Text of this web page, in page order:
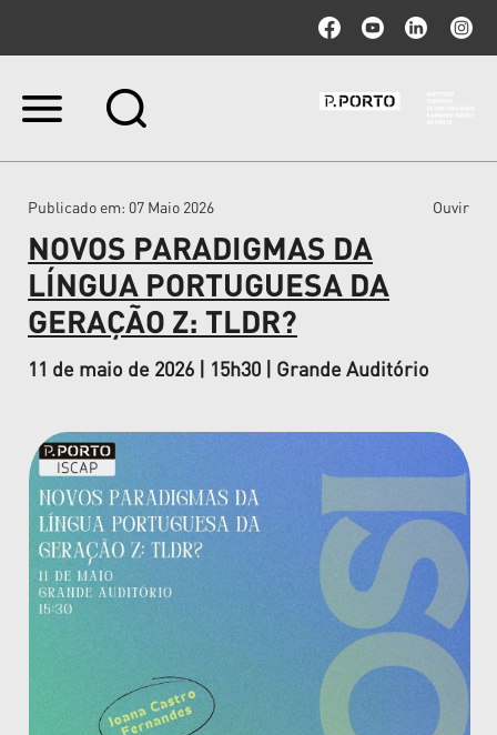
Ir
Ir
navegação
Publicado em: 07 Maio 2026 Ouvir
NOVOS PARADIGMAS DA
LÍNGUA PORTUGUESA DA
GERAÇÃO Z: TLDR?
11 de maio de 2026 | 15h30 | Grande Auditório